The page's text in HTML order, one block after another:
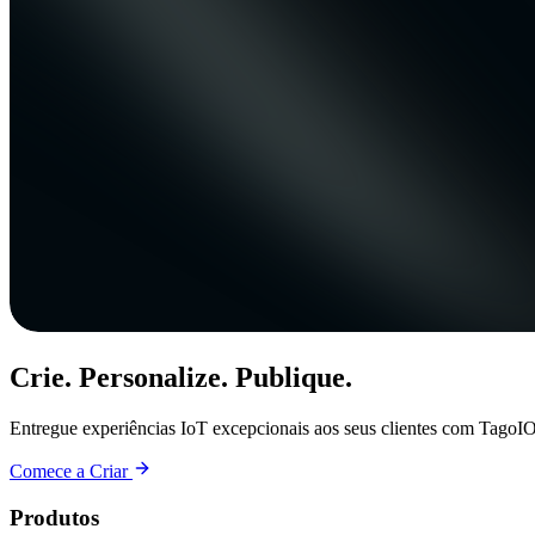
Crie. Personalize. Publique.
Entregue experiências IoT excepcionais aos seus clientes com
Comece a Criar
Produtos